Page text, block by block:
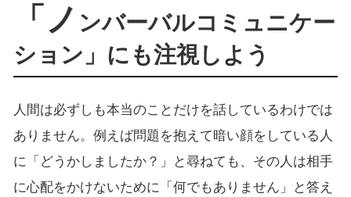
「ノ ンバーバルコミュニケー
ション」にも注視しよう
人間は必ずしも本当のことだけを話しているわけでは
ありません。例えば問題を抱えて暗い顔をしている人
に「どうかしましたか？」と尋ねても、その人は相手
に心配をかけないために「何でもありません」と答え